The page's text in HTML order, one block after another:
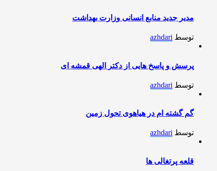
مدیر جدید منابع انسانی وزارت بهداشت
توسط azhdari
پرسش و پاسخ هایی از دکتر الهی قمشه ای
توسط azhdari
گم گشته ام در هیاهوی تحول زمین
توسط azhdari
قلعه پرتغالی ها